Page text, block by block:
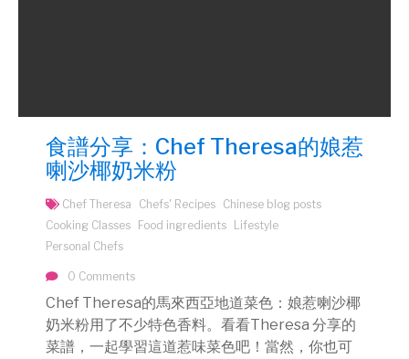
食譜分享：Chef Theresa的娘惹
喇沙椰奶米粉
Chef Theresa Chefs' Recipes Chinese blog posts
Cooking Classes
Food ingredients
Lifestyle
Personal Chefs
0 Comments
Chef Theresa的馬來西亞地道菜色：娘惹喇沙椰
奶米粉用了不少特色香料。看看Theresa 分享的
菜譜，一起學習這道惹味菜色吧！當然，你也可